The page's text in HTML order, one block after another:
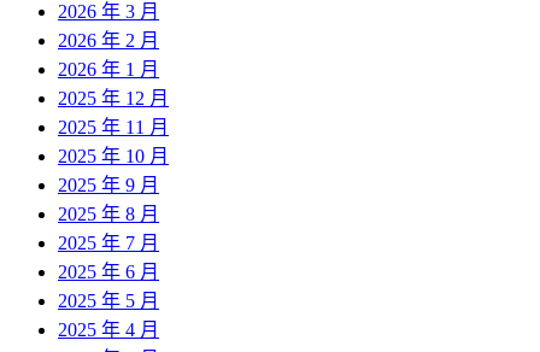
2026 年 3 月
2026 年 2 月
2026 年 1 月
2025 年 12 月
2025 年 11 月
2025 年 10 月
2025 年 9 月
2025 年 8 月
2025 年 7 月
2025 年 6 月
2025 年 5 月
2025 年 4 月